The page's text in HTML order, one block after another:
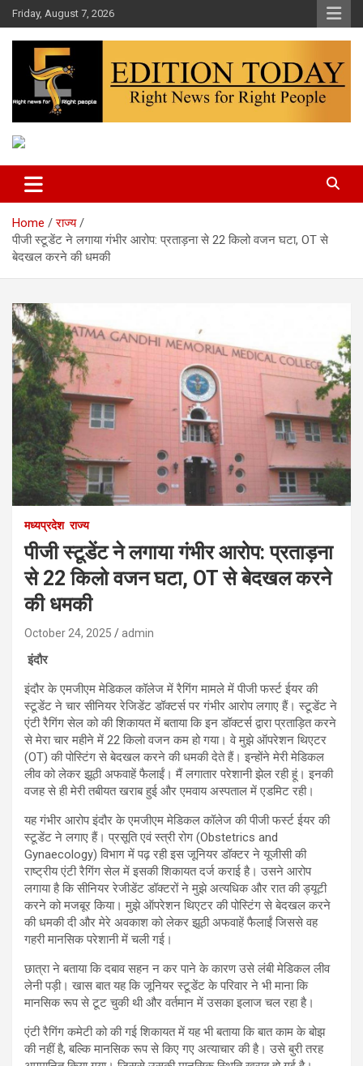
Skip
to
content
Friday, August 7, 2026
Edition Today
Home
राज्य
पीजी स्टूडेंट ने लगाया गंभीर आरोप: प्रताड़ना से 22 किलो वजन घटा, OT से
बेदखल करने की धमकी
मध्यप्रदेश राज्य
पीजी स्टूडेंट ने लगाया गंभीर आरोप: प्रताड़ना
से 22 किलो वजन घटा, OT से बेदखल करने
की धमकी
October 24, 2025 admin
इंदौर
इंदौर के एमजीएम मेडिकल कॉलेज में रैगिंग मामले में पीजी फर्स्ट ईयर की
स्टूडेंट ने चार सीनियर रेजिडेंट डॉक्टर्स पर गंभीर आरोप लगाए हैं। स्टूडेंट ने
एंटी रैगिंग सेल को की शिकायत में बताया कि इन डॉक्टर्स द्वारा प्रताड़ित करने
से मेरा चार महीने में 22 किलो वजन कम हो गया। वे मुझे ऑपरेशन थिएटर
(OT) की पोस्टिंग से बेदखल करने की धमकी देते हैं। इन्होंने मेरी मेडिकल
लीव को लेकर झूठी अफवाहें फैलाईं। मैं लगातार परेशानी झेल रही हूं। इनकी
वजह से ही मेरी तबीयत खराब हुई और एमवाय अस्पताल में एडमिट रही।
यह गंभीर आरोप इंदौर के एमजीएम मेडिकल कॉलेज की पीजी फर्स्ट ईयर की
स्टूडेंट ने लगाए हैं। प्रसूति एवं स्त्री रोग (Obstetrics and
Gynaecology) विभाग में पढ़ रही इस जूनियर डॉक्टर ने यूजीसी की
राष्ट्रीय एंटी रैगिंग सेल में इसकी शिकायत दर्ज कराई है। उसने आरोप
लगाया है कि सीनियर रेजीडेंट डॉक्टरों ने मुझे अत्यधिक और रात की ड्यूटी
करने को मजबूर किया। मुझे ऑपरेशन थिएटर की पोस्टिंग से बेदखल करने
की धमकी दी और मेरे अवकाश को लेकर झूठी अफवाहें फैलाईं जिससे वह
गहरी मानसिक परेशानी में चली गई।
छात्रा ने बताया कि दबाव सहन न कर पाने के कारण उसे लंबी मेडिकल लीव
लेनी पड़ी। खास बात यह कि जूनियर स्टूडेंट के परिवार ने भी माना कि
मानसिक रूप से टूट चुकी थी और वर्तमान में उसका इलाज चल रहा है।
एंटी रैगिंग कमेटी को की गई शिकायत में यह भी बताया कि बात काम के बोझ
की नहीं है, बल्कि मानसिक रूप से किए गए अत्याचार की है। उसे बुरी तरह